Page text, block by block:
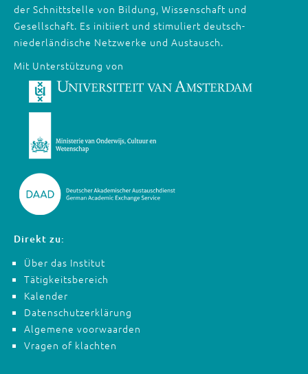
der Schnittstelle von Bildung, Wissenschaft und
Gesellschaft. Es initiiert und stimuliert deutsch-
niederländische Netzwerke und Austausch.
Mit Unterstützung von
Direkt zu:
Über das Institut
Tätigkeitsbereich
Kalender
Datenschutzerklärung
Algemene voorwaarden
Vragen of klachten